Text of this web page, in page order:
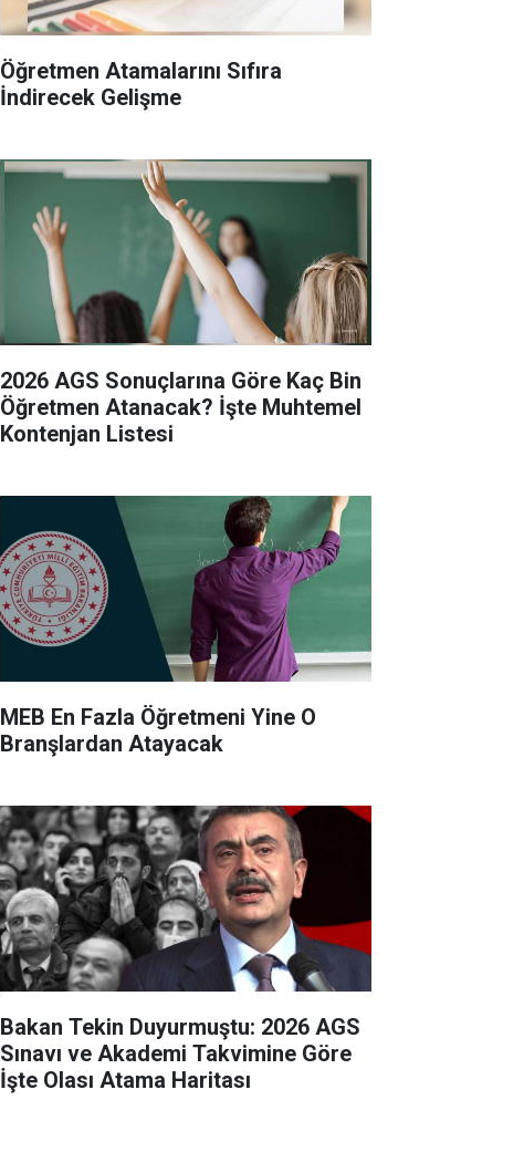
Öğretmen Atamalarını Sıfıra
İndirecek Gelişme
2026 AGS Sonuçlarına Göre Kaç Bin
Öğretmen Atanacak? İşte Muhtemel
Kontenjan Listesi
MEB En Fazla Öğretmeni Yine O
Branşlardan Atayacak
Bakan Tekin Duyurmuştu: 2026 AGS
Sınavı ve Akademi Takvimine Göre
İşte Olası Atama Haritası